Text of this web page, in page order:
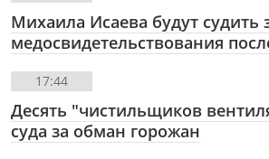
Михаила Исаева будут судить
медосвидетельствования
17:44
Десять "чистильщиков
суда за обман горожан